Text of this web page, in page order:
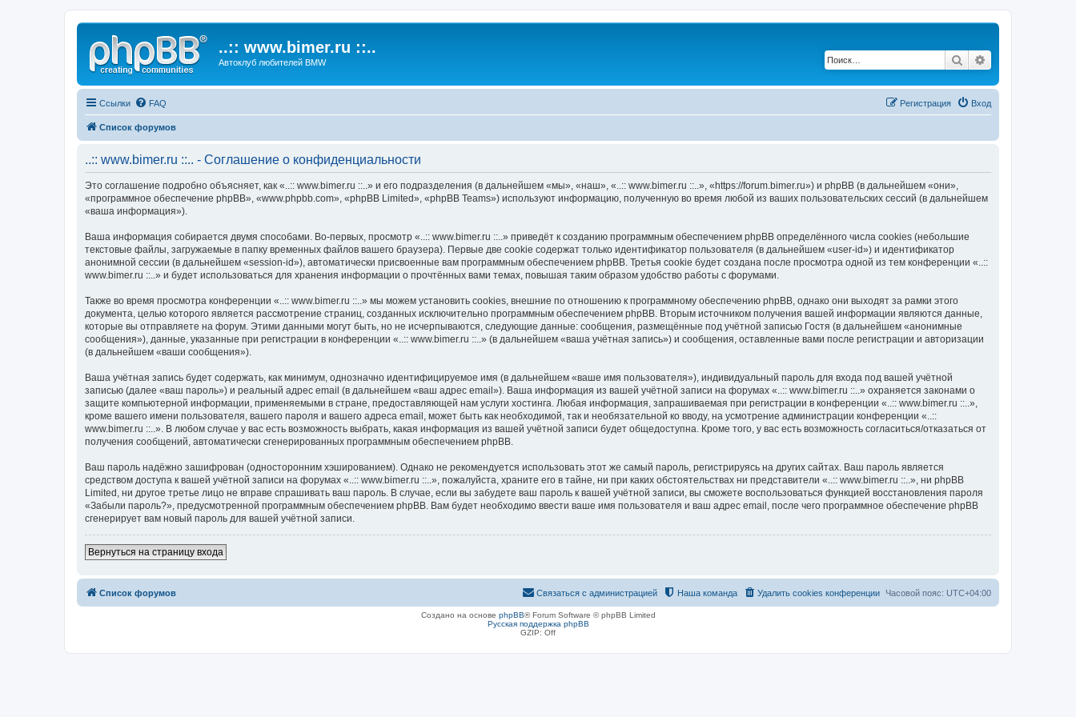
..:: www.bimer.ru ::..
Автоклуб любителей BMW Поиск
Ссылки FAQ Вход
Регистрация
Список форумов
..:: www.bimer.ru ::.. - Соглашение о конфиденциальности
Это соглашение подробно объясняет, как «..:: www.bimer.ru ::..» и его подразделения (в дальнейшем «мы», «наш», «..:: www.bimer.ru ::..», «https://forum.bimer.ru») и phpBB (в дальнейшем «они»,
«программное обеспечение phpBB», «www.phpbb.com», «phpBB Limited», «phpBB Teams») используют информацию, полученную во время любой из ваших пользовательских сессий (в дальнейшем
«ваша информация»).
Ваша информация собирается двумя способами. Во-первых, просмотр «..:: www.bimer.ru ::..» приведёт к созданию программным обеспечением phpBB определённого числа cookies (небольшие
текстовые файлы, загружаемые в папку временных файлов вашего браузера). Первые две cookie содержат только идентификатор пользователя (в дальнейшем «user-id») и идентификатор
анонимной сессии (в дальнейшем «session-id»), автоматически присвоенные вам программным обеспечением phpBB. Третья cookie будет создана после просмотра одной из тем конференции «..::
www.bimer.ru ::..» и будет использоваться для хранения информации о прочтённых вами темах, повышая таким образом удобство работы с форумами.
Также во время просмотра конференции «..:: www.bimer.ru ::..» мы можем установить cookies, внешние по отношению к программному обеспечению phpBB, однако они выходят за рамки этого
документа, целью которого является рассмотрение страниц, созданных исключительно программным обеспечением phpBB. Вторым источником получения вашей информации являются данные,
которые вы отправляете на форум. Этими данными могут быть, но не исчерпываются, следующие данные: сообщения, размещённые под учётной записью Гостя (в дальнейшем «анонимные
сообщения»), данные, указанные при регистрации в конференции «..:: www.bimer.ru ::..» (в дальнейшем «ваша учётная запись») и сообщения, оставленные вами после регистрации и авторизации
(в дальнейшем «ваши сообщения»).
Ваша учётная запись будет содержать, как минимум, однозначно идентифицируемое имя (в дальнейшем «ваше имя пользователя»), индивидуальный пароль для входа под вашей учётной
записью (далее «ваш пароль») и реальный адрес email (в дальнейшем «ваш адрес email»). Ваша информация из вашей учётной записи на форумах «..:: www.bimer.ru ::..» охраняется законами о
защите компьютерной информации, применяемыми в стране, предоставляющей нам услуги хостинга. Любая информация, запрашиваемая при регистрации в конференции «..:: www.bimer.ru ::..»,
кроме вашего имени пользователя, вашего пароля и вашего адреса email, может быть как необходимой, так и необязательной ко вводу, на усмотрение администрации конференции «..::
www.bimer.ru ::..». В любом случае у вас есть возможность выбрать, какая информация из вашей учётной записи будет общедоступна. Кроме того, у вас есть возможность согласиться/отказаться от
получения сообщений, автоматически сгенерированных программным обеспечением phpBB.
Ваш пароль надёжно зашифрован (односторонним хэшированием). Однако не рекомендуется использовать этот же самый пароль, регистрируясь на других сайтах. Ваш пароль является
средством доступа к вашей учётной записи на форумах «..:: www.bimer.ru ::..», пожалуйста, храните его в тайне, ни при каких обстоятельствах ни представители «..:: www.bimer.ru ::..», ни phpBB
Limited, ни другое третье лицо не вправе спрашивать ваш пароль. В случае, если вы забудете ваш пароль к вашей учётной записи, вы сможете воспользоваться функцией восстановления пароля
«Забыли пароль?», предусмотренной программным обеспечением phpBB. Вам будет необходимо ввести ваше имя пользователя и ваш адрес email, после чего программное обеспечение phpBB
сгенерирует вам новый пароль для вашей учётной записи.
Вернуться на страницу входа
Список форумов Часовой пояс: UTC+04:00
Удалить cookies конференции
Наша команда
Связаться с администрацией
Создано на основе phpBB® Forum Software © phpBB Limited
Русская поддержка phpBB
GZIP: Off